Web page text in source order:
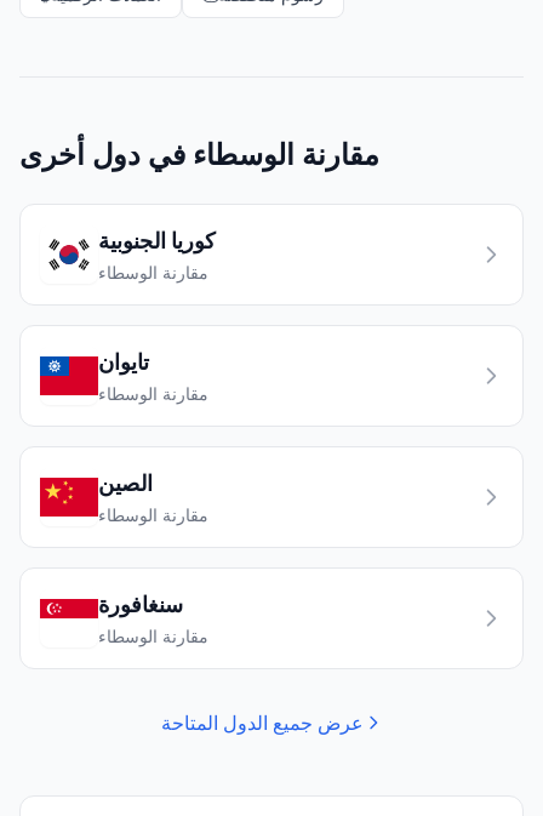
مقارنة الوسطاء في دول أخرى
كوريا الجنوبية
مقارنة الوسطاء
تايوان
مقارنة الوسطاء
الصين
مقارنة الوسطاء
سنغافورة
مقارنة الوسطاء
عرض جميع الدول المتاحة